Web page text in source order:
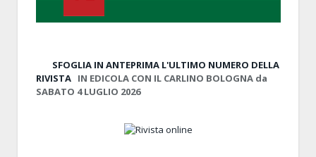
SFOGLIA IN ANTEPRIMA L'ULTIMO NUMERO DELLA
RIVISTA IN EDICOLA CON IL CARLINO BOLOGNA da
SABATO 4 LUGLIO 2026